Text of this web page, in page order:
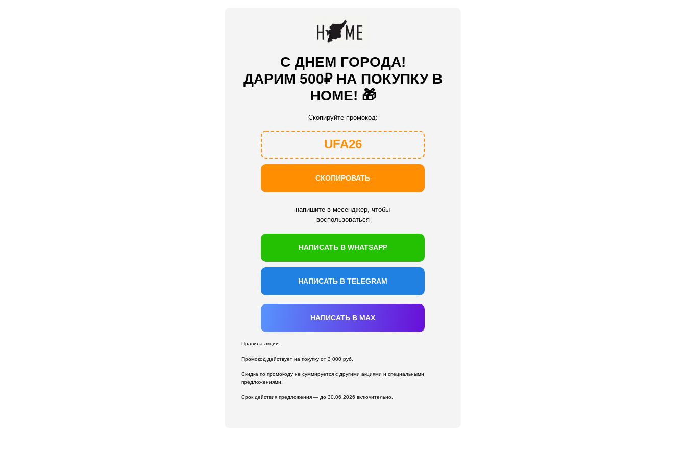
С ДНЕМ ГОРОДА!
ДАРИМ 500₽ НА ПОКУПКУ В
HOME! 🎁
Скопируйте промокод:
напишите в месенджер, чтобы
воспользоваться
Правила акции:
Промокод действует на покупку от 3 000 руб.
Скидка по промокоду не суммируется с другими акциями и специальными
предложениями.
Срок действия предложения — до 30.06.2026 включительно.
СКОПИРОВАТЬ
НАПИСАТЬ В WHATSAPP
НАПИСАТЬ В TELEGRAM
НАПИСАТЬ В MAX
UFA26